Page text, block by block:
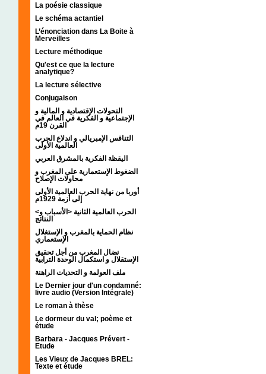
La poésie classique
Le schéma actantiel
L’énonciation dans La Boite à
Merveilles
Lecture méthodique
Qu'est ce que la lecture
analytique?
La lecture sélective
Conjugaison
التحولات الإقتصادية و المالية و
الإجتماعية و الفكرية في العالم في
القرن 19م
التنافس الإمبريالي و اندلاع الحرب
العالمية الأولى
اليقظة الفكرية بالمشرق العربي
الضغوط الإستعمارية على المغرب و
محاولات الإصلاح
أوربا من نهاية الحرب العالمية الأولى
إلى أزمة 1929م
<الحرب العالمية الثانية <الأسباب و
النتائج
نظام الحماية بالمغرب و الإستغلال
الإستعماري
نضال المغرب من أجل تحقيق
الإستقلال و استكمال الوحدة الترابية
ملف العولمة و التحديات الراهنة
Le Dernier jour d'un condamné:
livre audio (Version Intégrale)
Le roman à thèse
Le dormeur du val; poème et
étude
Barbara - Jacques Prévert -
Etude
Les Vieux de Jacques BREL:
Texte et étude